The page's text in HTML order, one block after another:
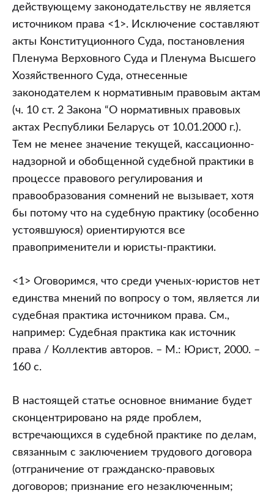
действующему законодательству не является
источником права <1>. Исключение составляют
акты Конституционного Суда, постановления
Пленума Верховного Суда и Пленума Высшего
Хозяйственного Суда, отнесенные
законодателем к нормативным правовым актам
(ч. 10 ст. 2 Закона “О нормативных правовых
актах Республики Беларусь от 10.01.2000 г.).
Тем не менее значение текущей, кассационно-
надзорной и обобщенной судебной практики в
процессе правового регулирования и
правообразования сомнений не вызывает, хотя
бы потому что на судебную практику (особенно
устоявшуюся) ориентируются все
правоприменители и юристы-практики.
<1> Оговоримся, что среди ученых-юристов нет
единства мнений по вопросу о том, является ли
судебная практика источником права. См.,
например: Судебная практика как источник
права / Коллектив авторов. – М.: Юрист, 2000. –
160 с.
В настоящей статье основное внимание будет
сконцентрировано на ряде проблем,
встречающихся в судебной практике по делам,
связанным с заключением трудового договора
(отграничение от гражданско-правовых
договоров; признание его незаключенным;